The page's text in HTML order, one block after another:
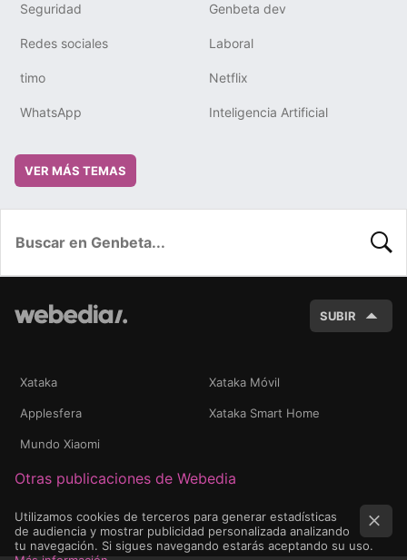
Seguridad Genbeta dev
Redes sociales Laboral
timo Netflix
WhatsApp Inteligencia Artificial
VER MÁS TEMAS
SUBIR
Xataka Xataka Móvil
Applesfera Xataka Smart Home
Mundo Xiaomi
Otras publicaciones de Webedia
Utilizamos cookies de terceros para generar estadísticas
de audiencia y mostrar publicidad personalizada analizando
tu navegación. Si sigues navegando estarás aceptando su uso.